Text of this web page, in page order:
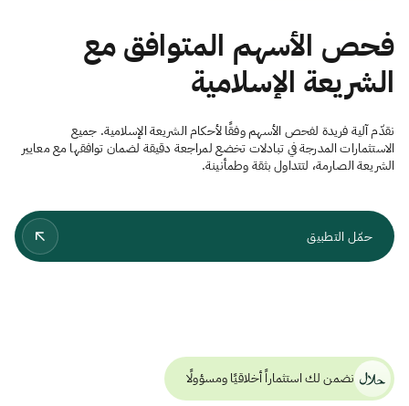
فحص الأسهم المتوافق مع
الشريعة الإسلامية
نقدّم آلية فريدة لفحص الأسهم وفقًا لأحكام الشريعة الإسلامية. جميع
الاستثمارات المدرجة في تبادلات تخضع لمراجعة دقيقة لضمان توافقها مع معايير
الشريعة الصارمة، لتتداول بثقة وطمأنينة.
حمّل التطبيق
نضمن لك استثماراً أخلاقيًا ومسؤولًا